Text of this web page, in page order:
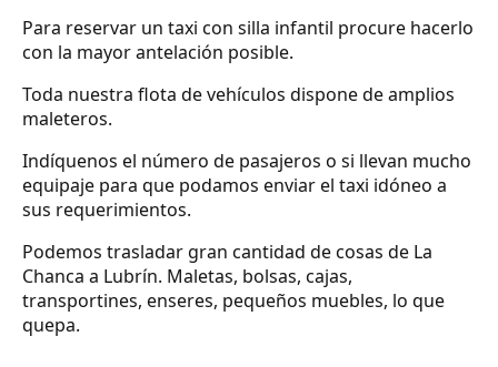
Para reservar un taxi con silla infantil procure hacerlo
con la mayor antelación posible.
Toda nuestra flota de vehículos dispone de amplios
maleteros.
Indíquenos el número de pasajeros o si llevan mucho
equipaje para que podamos enviar el taxi idóneo a
sus requerimientos.
Podemos trasladar gran cantidad de cosas de La
Chanca a Lubrín. Maletas, bolsas, cajas,
transportines, enseres, pequeños muebles, lo que
quepa.